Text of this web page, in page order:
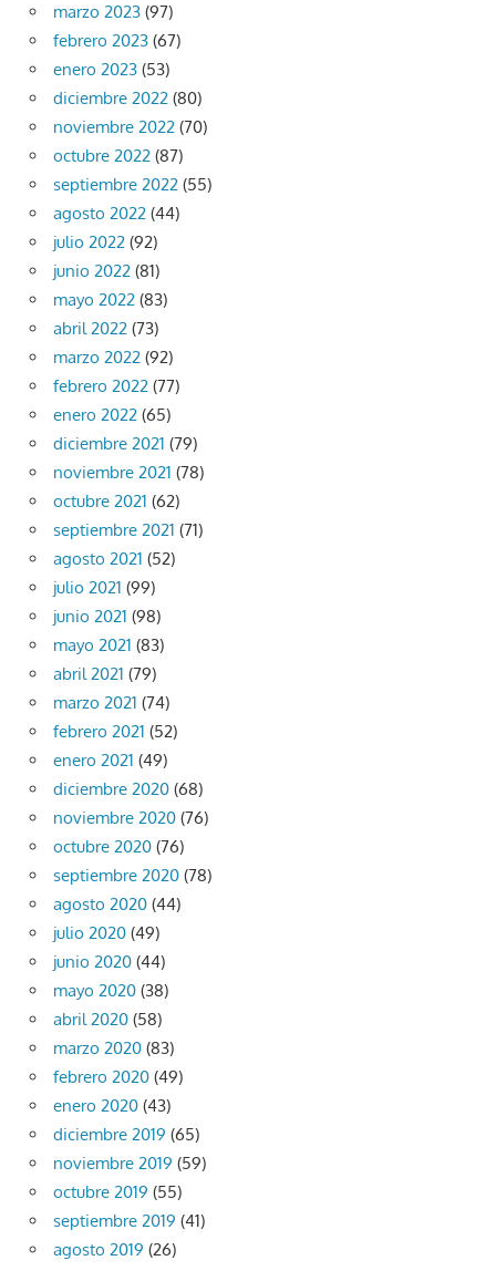
marzo 2023 (97)
febrero 2023 (67)
enero 2023 (53)
diciembre 2022 (80)
noviembre 2022 (70)
octubre 2022 (87)
septiembre 2022 (55)
agosto 2022 (44)
julio 2022 (92)
junio 2022 (81)
mayo 2022 (83)
abril 2022 (73)
marzo 2022 (92)
febrero 2022 (77)
enero 2022 (65)
diciembre 2021 (79)
noviembre 2021 (78)
octubre 2021 (62)
septiembre 2021 (71)
agosto 2021 (52)
julio 2021 (99)
junio 2021 (98)
mayo 2021 (83)
abril 2021 (79)
marzo 2021 (74)
febrero 2021 (52)
enero 2021 (49)
diciembre 2020 (68)
noviembre 2020 (76)
octubre 2020 (76)
septiembre 2020 (78)
agosto 2020 (44)
julio 2020 (49)
junio 2020 (44)
mayo 2020 (38)
abril 2020 (58)
marzo 2020 (83)
febrero 2020 (49)
enero 2020 (43)
diciembre 2019 (65)
noviembre 2019 (59)
octubre 2019 (55)
septiembre 2019 (41)
agosto 2019 (26)